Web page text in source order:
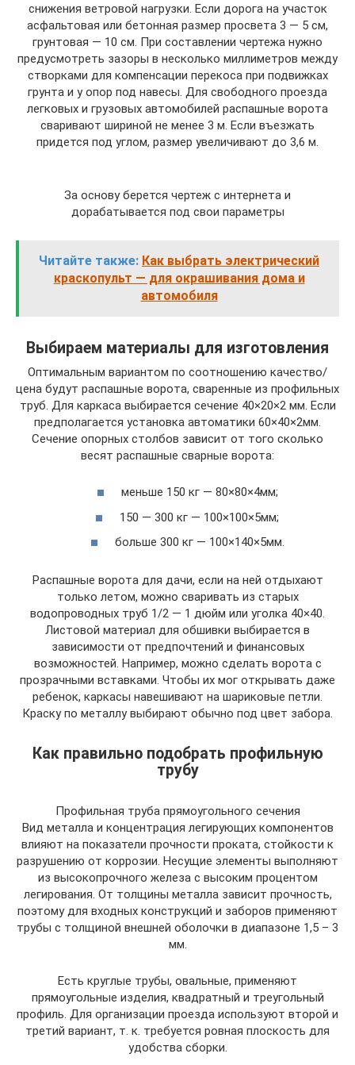
снижения ветровой нагрузки. Если дорога на участок
асфальтовая или бетонная размер просвета 3 — 5 см,
грунтовая — 10 см. При составлении чертежа нужно
предусмотреть зазоры в несколько миллиметров между
створками для компенсации перекоса при подвижках
грунта и у опор под навесы. Для свободного проезда
легковых и грузовых автомобилей распашные ворота
сваривают шириной не менее 3 м. Если въезжать
придется под углом, размер увеличивают до 3,6 м.
За основу берется чертеж с интернета и
дорабатывается под свои параметры
Читайте также: Как выбрать электрический
краскопульт — для окрашивания дома и
автомобиля
Выбираем материалы для изготовления
Оптимальным вариантом по соотношению качество/
цена будут распашные ворота, сваренные из профильных
труб. Для каркаса выбирается сечение 40×20×2 мм. Если
предполагается установка автоматики 60×40×2мм.
Сечение опорных столбов зависит от того сколько
весят распашные сварные ворота:
меньше 150 кг — 80×80×4мм;
150 — 300 кг — 100×100×5мм;
больше 300 кг — 100×140×5мм.
Распашные ворота для дачи, если на ней отдыхают
только летом, можно сваривать из старых
водопроводных труб 1/2 — 1 дюйм или уголка 40×40.
Листовой материал для обшивки выбирается в
зависимости от предпочтений и финансовых
возможностей. Например, можно сделать ворота с
прозрачными вставками. Чтобы их мог открывать даже
ребенок, каркасы навешивают на шариковые петли.
Краску по металлу выбирают обычно под цвет забора.
Как правильно подобрать профильную
трубу
Профильная труба прямоугольного сечения
Вид металла и концентрация легирующих компонентов
влияют на показатели прочности проката, стойкости к
разрушению от коррозии. Несущие элементы выполняют
из высокопрочного железа с высоким процентом
легирования. От толщины металла зависит прочность,
поэтому для входных конструкций и заборов применяют
трубы с толщиной внешней оболочки в диапазоне 1,5 – 3
мм.
Есть круглые трубы, овальные, применяют
прямоугольные изделия, квадратный и треугольный
профиль. Для организации проезда используют второй и
третий вариант, т. к. требуется ровная плоскость для
удобства сборки.